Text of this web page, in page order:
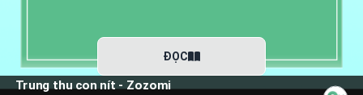
ĐỌC
Trung thu con nít - Zozomi